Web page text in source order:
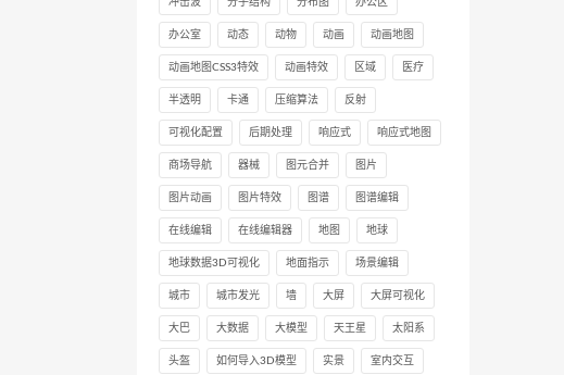
冲击波 分子结构 分布图 办公区
办公室 动态 动物 动画 动画地图
动画地图CSS3特效 动画特效 区域 医疗
半透明 卡通 压缩算法 反射
可视化配置 后期处理 响应式 响应式地图
商场导航 器械 图元合并 图片
图片动画 图片特效 图谱 图谱编辑
在线编辑 在线编辑器 地图 地球
地球数据3D可视化 地面指示 场景编辑
城市 城市发光 墙 大屏 大屏可视化
大巴 大数据 大模型 天王星 太阳系
头盔 如何导入3D模型 实景 室内交互